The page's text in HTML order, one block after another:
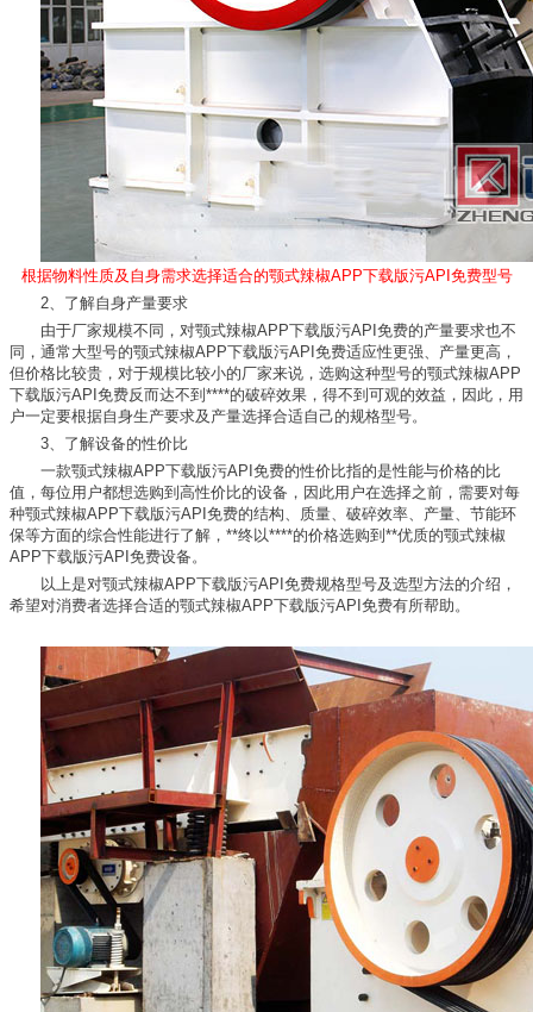
根据物料性质及自身需求选择适合的颚式辣椒APP下载版污API免费型号
2、了解自身产量要求
由于厂家规模不同，对颚式辣椒APP下载版污API免费的产量要求也不
同，通常大型号的颚式辣椒APP下载版污API免费适应性更强、产量更高，
但价格比较贵，对于规模比较小的厂家来说，选购这种型号的颚式辣椒APP
下载版污API免费反而达不到****的破碎效果，得不到可观的效益，因此，用
户一定要根据自身生产要求及产量选择合适自己的规格型号。
3、了解设备的性价比
一款颚式辣椒APP下载版污API免费的性价比指的是性能与价格的比
值，每位用户都想选购到高性价比的设备，因此用户在选择之前，需要对每
种颚式辣椒APP下载版污API免费的结构、质量、破碎效率、产量、节能环
保等方面的综合性能进行了解，**终以****的价格选购到**优质的颚式辣椒
APP下载版污API免费设备。
以上是对颚式辣椒APP下载版污API免费规格型号及选型方法的介绍，
希望对消费者选择合适的颚式辣椒APP下载版污API免费有所帮助。